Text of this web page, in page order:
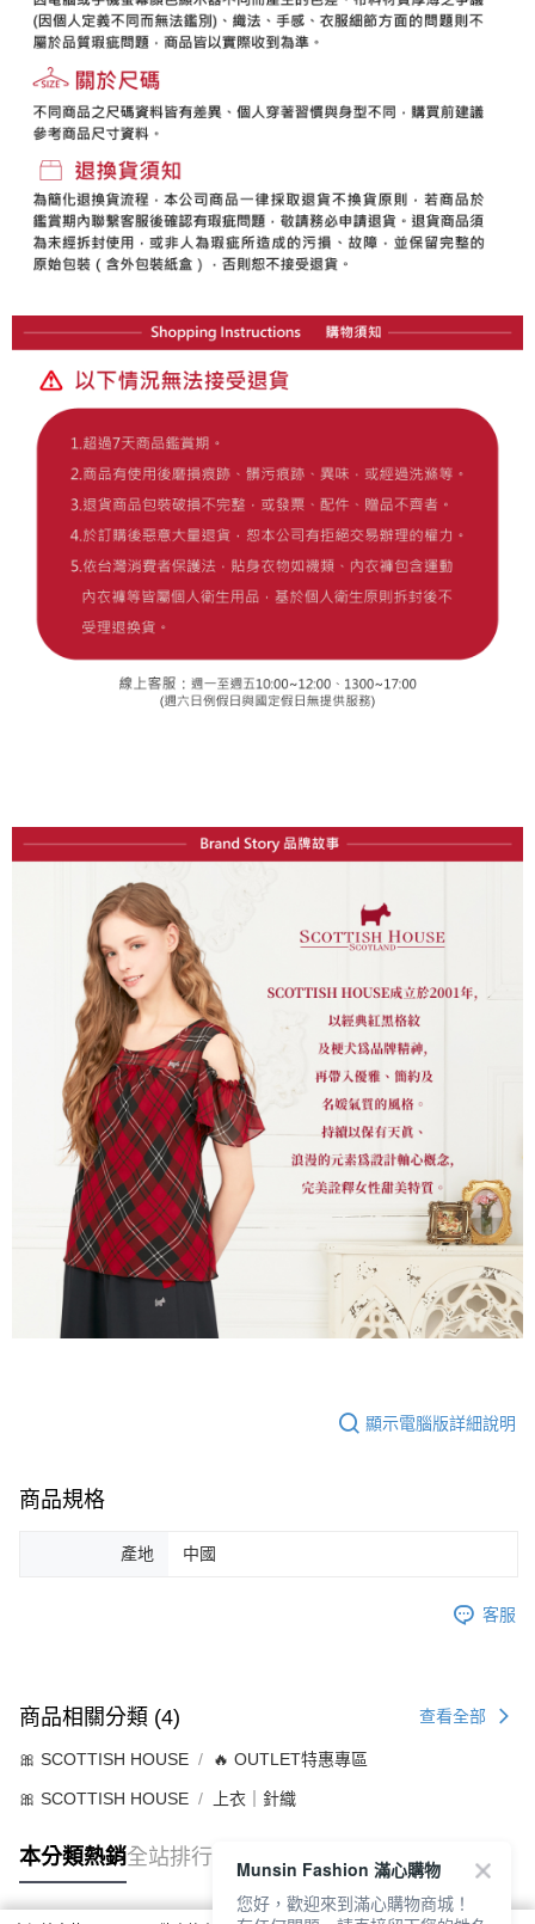
顯示電腦版詳細說明
商品規格
產地 中國
客服
商品相關分類 (4) 查看全部
🎀 SCOTTISH HOUSE 🔥 OUTLET特惠專區
🎀 SCOTTISH HOUSE 上衣｜針織
本分類熱銷全站排行
Munsin Fashion 滿心購物
您好，歡迎來到滿心購物商城！